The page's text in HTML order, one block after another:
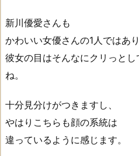
新川優愛さんも
かわいい女優さんの1人ではあ
彼女の目はそんなにクリっと
ね。
十分見分けがつきますし、
やはりこちらも顔の系統は
違っているように感じます。